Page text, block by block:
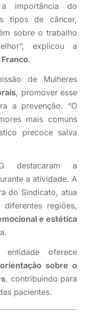
a importância do
tipos de câncer,
sobre o trabalho
explicou a
.
de Mulheres
, promover esse
a prevenção. “O
mais comuns
precoce salva
destacaram a
a atividade. A
do Sindicato, atua
regiões,
e estética
oferece
sobre o
, contribuindo para
pacientes.